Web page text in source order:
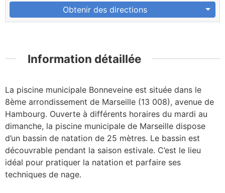
Obtenir des directions
Information détaillée
La piscine municipale Bonneveine est située dans le
8ème arrondissement de Marseille (13 008), avenue de
Hambourg. Ouverte à différents horaires du mardi au
dimanche, la piscine municipale de Marseille dispose
d’un bassin de natation de 25 mètres. Le bassin est
découvrable pendant la saison estivale. C’est le lieu
idéal pour pratiquer la natation et parfaire ses
techniques de nage.